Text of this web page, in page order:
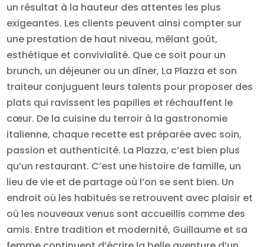
un résultat à la hauteur des attentes les plus
exigeantes. Les clients peuvent ainsi compter sur
une prestation de haut niveau, mêlant goût,
esthétique et convivialité. Que ce soit pour un
brunch, un déjeuner ou un dîner, La Plazza et son
traiteur conjuguent leurs talents pour proposer des
plats qui ravissent les papilles et réchauffent le
cœur. De la cuisine du terroir à la gastronomie
italienne, chaque recette est préparée avec soin,
passion et authenticité. La Plazza, c’est bien plus
qu’un restaurant. C’est une histoire de famille, un
lieu de vie et de partage où l’on se sent bien. Un
endroit où les habitués se retrouvent avec plaisir et
où les nouveaux venus sont accueillis comme des
amis. Entre tradition et modernité, Guillaume et sa